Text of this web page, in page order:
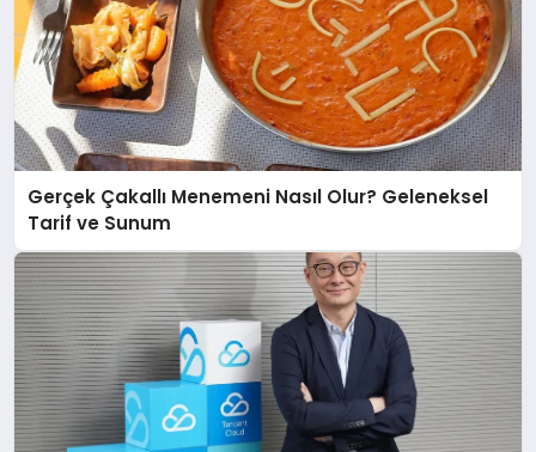
Gerçek Çakallı Menemeni Nasıl Olur? Geleneksel
Tarif ve Sunum